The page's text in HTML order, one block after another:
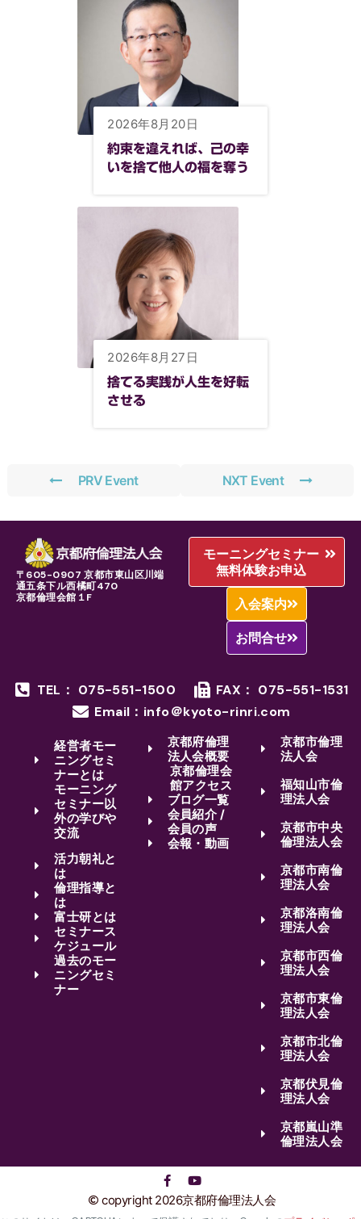
2026年8月20日
約束を違えれば、己の幸
いを捨て他人の福を奪う
2026年8月27日
捨てる実践が人生を好転
させる
PRV Event NXT Event
〒605-0907 京都市東山区川端
通五条下ル西橘町470
京都倫理会館１F
モーニングセミナー
無料体験お申込
入会案内
お問合せ
TEL： 075-551-1500
FAX： 075-551-1531
Email：info＠kyoto-rinri.com
経営者モー
ニングセミ
ナーとは
モーニング
セミナー以
外の学びや
交流
活力朝礼と
は
倫理指導と
は
富士研とは
セミナース
ケジュール
過去のモー
ニングセミ
ナー
京都府倫理
法人会概要
京都倫理会
館アクセス
ブログ一覧
会員紹介 /
会員の声
会報・動画
京都市倫理
法人会
福知山市倫
理法人会
京都市中央
倫理法人会
京都市南倫
理法人会
京都洛南倫
理法人会
京都市西倫
理法人会
京都市東倫
理法人会
京都市北倫
理法人会
京都伏見倫
理法人会
京都嵐山準
倫理法人会
copyright 2026京都府倫理法人会